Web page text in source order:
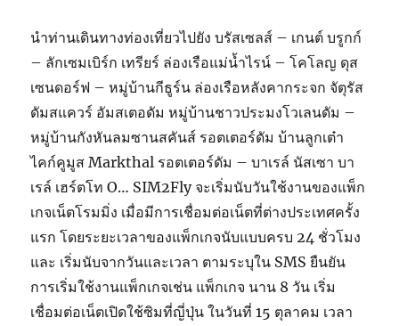
นำท่านเดินทางท่องเที่ยวไปยัง บรัสเซลส์ – เกนต์ บรูกก์
– ลักเซมเบิร์ก เทรียร์ ล่องเรือแม่น้ำไรน์ – โคโลญ ดุส
เซนดอร์ฟ – หมู่บ้านกีธูร์น ล่องเรือหลังคากระจก จัตุรัส
ดัมสแควร์ อัมสเตอดัม หมู่บ้านชาวประมงโวเลนดัม –
หมู่บ้านกังหันลมซานสคันส์ รอตเตอร์ดัม บ้านลูกเต๋า
ไคก์คูมูส Markthal รอตเตอร์ดัม – บาเรล์ นัสเซา บา
เรล์ เฮร์ตโท O… SIM2Fly จะเริ่มนับวันใช้งานของแพ็ก
เกจเน็ตโรมมิ่ง เมื่อมีการเชื่อมต่อเน็ตที่ต่างประเทศครั้ง
แรก โดยระยะเวลาของแพ็กเกจนับแบบครบ 24 ชั่วโมง
และ เริ่มนับจากวันและเวลา ตามระบุใน SMS ยืนยัน
การเริ่มใช้งานแพ็กเกจเช่น แพ็กเกจ นาน 8 วัน เริ่ม
เชื่อมต่อเน็ตเปิดใช้ซิมที่ญี่ปุ่น ในวันที่ 15 ตุลาคม เวลา